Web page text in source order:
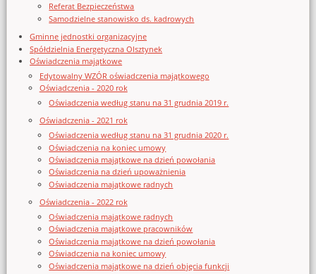
Referat Bezpieczeństwa
Samodzielne stanowisko ds. kadrowych
Gminne jednostki organizacyjne
Spółdzielnia Energetyczna Olsztynek
Oświadczenia majątkowe
Edytowalny WZÓR oświadczenia majątkowego
Oświadczenia - 2020 rok
Oświadczenia według stanu na 31 grudnia 2019 r.
Oświadczenia - 2021 rok
Oświadczenia według stanu na 31 grudnia 2020 r.
Oświadczenia na koniec umowy
Oświadczenia majątkowe na dzień powołania
Oświadczenia na dzień upoważnienia
Oświadczenia majątkowe radnych
Oświadczenia - 2022 rok
Oświadczenia majątkowe radnych
Oświadczenia majątkowe pracowników
Oświadczenia majątkowe na dzień powołania
Oświadczenia na koniec umowy
Oświadczenia majątkowe na dzień objęcia funkcji